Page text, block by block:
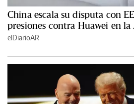
China escala su disputa con
presiones contra Huawei en
elDiarioAR